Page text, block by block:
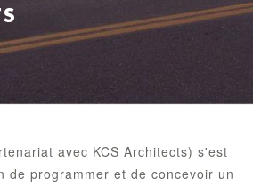
avec KCS Architects) s'est
de programmer et de concevoir un